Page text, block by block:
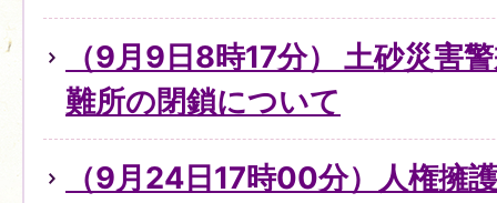
（9月9日8時17分） 土砂災害
難所の閉鎖について
（9月24日17時00分）人権擁